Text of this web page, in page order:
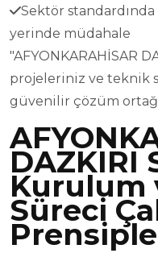
Sektör standardında
yerinde müdahale
"AFYONKARAHİSAR
projeleriniz ve teknik
güvenilir çözüm
DAZKIRI
Kurulum
Süreci